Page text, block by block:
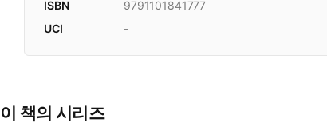
ISBN
9791101841777
UCI
-
이 책의 시리즈